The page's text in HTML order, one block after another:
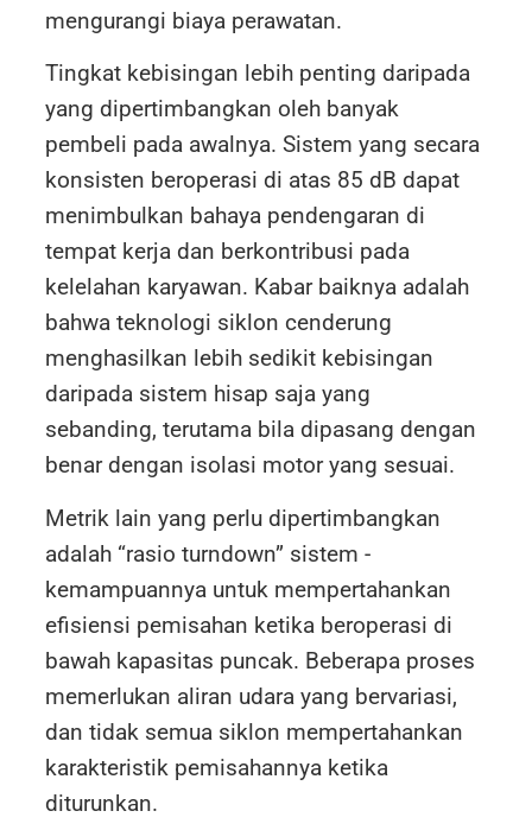
mengurangi biaya perawatan.
Tingkat kebisingan lebih penting daripada
yang dipertimbangkan oleh banyak
pembeli pada awalnya. Sistem yang secara
konsisten beroperasi di atas 85 dB dapat
menimbulkan bahaya pendengaran di
tempat kerja dan berkontribusi pada
kelelahan karyawan. Kabar baiknya adalah
bahwa teknologi siklon cenderung
menghasilkan lebih sedikit kebisingan
daripada sistem hisap saja yang
sebanding, terutama bila dipasang dengan
benar dengan isolasi motor yang sesuai.
Metrik lain yang perlu dipertimbangkan
adalah “rasio turndown” sistem -
kemampuannya untuk mempertahankan
efisiensi pemisahan ketika beroperasi di
bawah kapasitas puncak. Beberapa proses
memerlukan aliran udara yang bervariasi,
dan tidak semua siklon mempertahankan
karakteristik pemisahannya ketika
diturunkan.